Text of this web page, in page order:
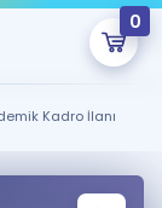
0
Kadro İlanı